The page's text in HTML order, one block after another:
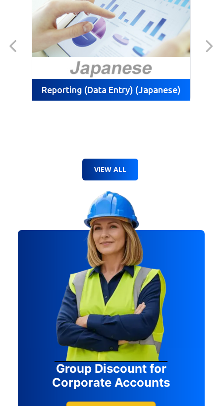
Reporting (Data Entry) (Japanese)
VIEW ALL
Group Discount for
Corporate Accounts